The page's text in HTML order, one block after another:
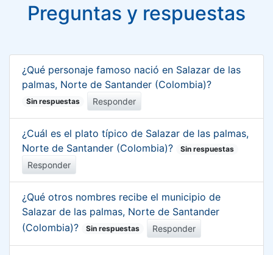
Preguntas y respuestas
¿Qué personaje famoso nació en Salazar de las
palmas, Norte de Santander (Colombia)?
Sin respuestas Responder
¿Cuál es el plato típico de Salazar de las palmas,
Norte de Santander (Colombia)?
Sin respuestas
Responder
¿Qué otros nombres recibe el municipio de
Salazar de las palmas, Norte de Santander
(Colombia)?
Sin respuestas Responder